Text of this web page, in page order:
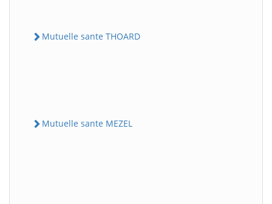
Mutuelle sante THOARD
Mutuelle sante MEZEL